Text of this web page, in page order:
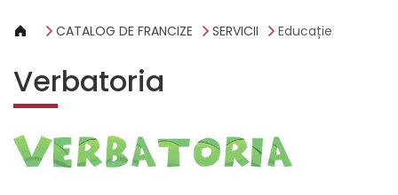
CATALOG DE FRANCIZE SERVICII Educație
Verbatoria